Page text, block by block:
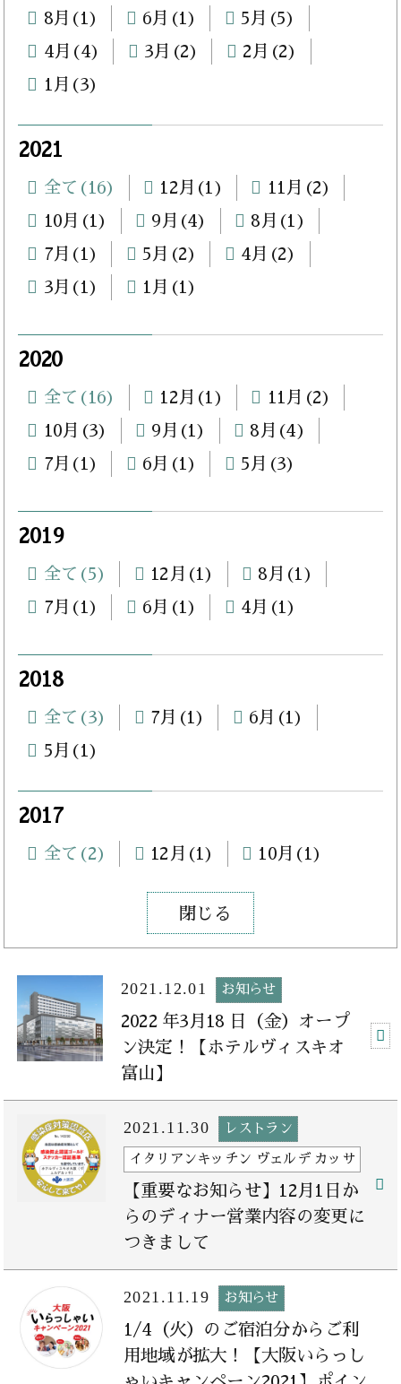
8月(1)
6月(1)
5月(5)
4月(4)
3月(2)
2月(2)
1月(3)
2021
全て(16) 12月(1)
11月(2)
10月(1)
9月(4)
8月(1)
7月(1)
5月(2)
4月(2)
3月(1)
1月(1)
2020
全て(16) 12月(1)
11月(2)
10月(3)
9月(1)
8月(4)
7月(1)
6月(1) 5月(3)
2019
全て(5) 12月(1)
8月(1)
7月(1)
6月(1) 4月(1)
2018
全て(3) 7月(1)
6月(1)
5月(1)
2017
全て(2) 12月(1) 10月(1)
閉じる
2021.12.01 お知らせ
2022 年3月18 日（金）オープ
ン決定！【ホテルヴィスキオ
富山】
2021.11.30 レストラン
イタリアンキッチン ヴェルデ カッサ
【重要なお知らせ】12月1日か
らのディナー営業内容の変更に
つきまして
2021.11.19 お知らせ
1/4（火）のご宿泊分からご利
用地域が拡大！【大阪いらっし